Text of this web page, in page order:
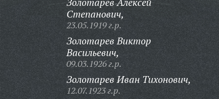
Степанович,
23.05.1919 г.р.
Золотарев Виктор
Васильевич,
09.03.1926 г.р.
Золотарев Иван Тихонович,
12.07.1923 г.р.